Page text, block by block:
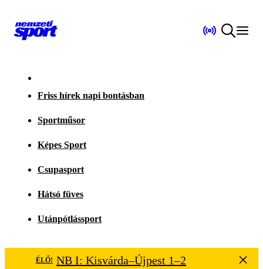
Friss hírek napi bontásban
Sportműsor
Képes Sport
Csupasport
Hátsó füves
Utánpótlássport
ÉLŐ! NB I: Kisvárda–Újpest 1–2